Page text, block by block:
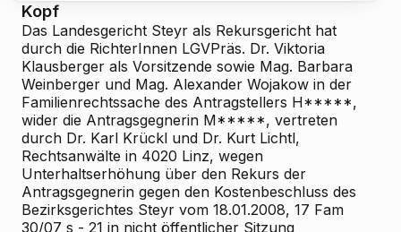
Kopf
Das Landesgericht Steyr als Rekursgericht hat
durch die RichterInnen LGVPräs. Dr. Viktoria
Klausberger als Vorsitzende sowie Mag. Barbara
Weinberger und Mag. Alexander Wojakow in der
Familienrechtssache des Antragstellers H*****,
wider die Antragsgegnerin M*****, vertreten
durch Dr. Karl Krückl und Dr. Kurt Lichtl,
Rechtsanwälte in 4020 Linz, wegen
Unterhaltserhöhung über den Rekurs der
Antragsgegnerin gegen den Kostenbeschluss des
Bezirksgerichtes Steyr vom 18.01.2008, 17 Fam
30/07 s - 21 in nicht öffentlicher Sitzung